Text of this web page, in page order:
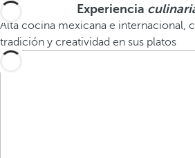
Experiencia
Alta cocina mexicana e internacional,
tradición y creatividad en sus platos